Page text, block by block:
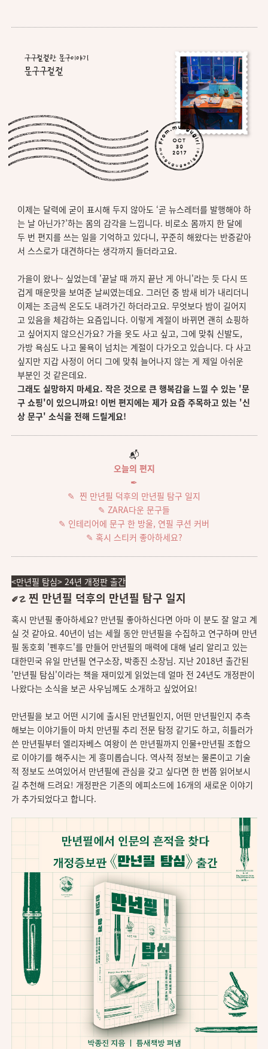
이제는 달력에 굳이 표시해 두지 않아도 ‘곧 뉴스레터를 발행해야 하
는 날 아닌가?’하는 몸의 감각을 느낍니다. 비로소 몸까지 한 달에
두 번 편지를 쓰는 일을 기억하고 있다니, 꾸준히 해왔다는 반증같아
서 스스로가 대견하다는 생각까지 들더라고요.
가을이 왔나~ 싶었는데 '끝날 때 까지 끝난 게 아니'라는 듯 다시 뜨
겁게 매운맛을 보여준 날씨였는데요. 그러던 중 밤새 비가 내리더니
이제는 조금씩 온도도 내려가긴 하더라고요. 무엇보다 밤이 길어지
고 있음을 체감하는 요즘입니다. 이렇게 계절이 바뀌면 괜히 쇼핑하
고 싶어지지 않으신가요? 가을 옷도 사고 싶고, 그에 맞춰 신발도,
가방 욕심도 나고 물욕이 넘치는 계절이 다가오고 있습니다. 다 사고
싶지만 지갑 사정이 어디 그에 맞춰 늘어나지 않는 게 제일 아쉬운
부분인 것 같은데요.
그래도 실망하지 마세요. 작은 것으로 큰 행복감을 느낄 수 있는 '문
구 쇼핑'이 있으니까요! 이번 편지에는 제가 요즘 주목하고 있는 '신
상 문구' 소식을 전해 드릴게요!
📬
오늘의 편지
✒︎
✎ 찐 만년필 덕후의 만년필 탐구 일지
✎ ZARA다운 문구들
✎ 인테리어에 문구 한 방울, 연필 쿠션 커버
✎ 혹시 스티커 좋아하세요?
<만년필 탐심> 24년 개정판 출간
✐☡ 찐 만년필 덕후의 만년필 탐구 일지
혹시 만년필 좋아하세요? 만년필 좋아하신다면 아마 이 분도 잘 알고 계
실 것 같아요. 40년이 넘는 세월 동안 만년필을 수집하고 연구하며 만년
필 동호회 '펜후드'를 만들어 만년필의 매력에 대해 널리 알리고 있는
대한민국 유일 만년필 연구소장, 박종진 소장님. 지난 2018년 출간된
'만년필 탐심'이라는 책을 재미있게 읽었는데 얼마 전 24년도 개정판이
나왔다는 소식을 보곤 사우님께도 소개하고 싶었어요!
만년필을 보고 어떤 시기에 출시된 만년필인지, 어떤 만년필인지 추측
해보는 이야기들이 마치 만년필 추리 전문 탐정 같기도 하고, 히틀러가
쓴 만년필부터 엘리자베스 여왕이 쓴 만년필까지 인물+만년필 조합으
로 이야기를 해주시는 게 흥미롭습니다. 역사적 정보는 물론이고 기술
적 정보도 쓰여있어서 만년필에 관심을 갖고 싶다면 한 번쯤 읽어보시
길 추천해 드려요! 개정판은 기존의 에피소드에 16개의 새로운 이야기
가 추가되었다고 합니다.